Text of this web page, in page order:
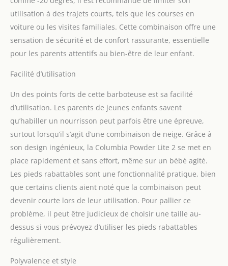
utilisation à des trajets courts, tels que les courses en
voiture ou les visites familiales. Cette combinaison offre une
sensation de sécurité et de confort rassurante, essentielle
pour les parents attentifs au bien-être de leur enfant.
Facilité d’utilisation
Un des points forts de cette barboteuse est sa facilité
d’utilisation. Les parents de jeunes enfants savent
qu’habiller un nourrisson peut parfois être une épreuve,
surtout lorsqu’il s’agit d’une combinaison de neige. Grâce à
son design ingénieux, la Columbia Powder Lite 2 se met en
place rapidement et sans effort, même sur un bébé agité.
Les pieds rabattables sont une fonctionnalité pratique, bien
que certains clients aient noté que la combinaison peut
devenir courte lors de leur utilisation. Pour pallier ce
problème, il peut être judicieux de choisir une taille au-
dessus si vous prévoyez d’utiliser les pieds rabattables
régulièrement.
Polyvalence et style